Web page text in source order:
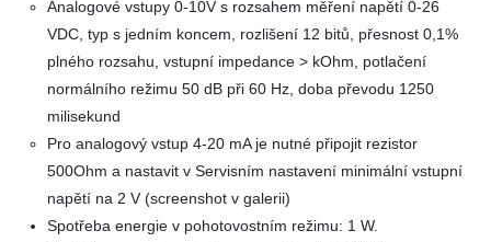
Analogové vstupy 0-10V s rozsahem měření napětí 0-26
VDC, typ s jedním koncem, rozlišení 12 bitů, přesnost 0,1%
plného rozsahu, vstupní impedance > kOhm, potlačení
normálního režimu 50 dB při 60 Hz, doba převodu 1250
milisekund
Pro analogový vstup 4-20 mA je nutné připojit rezistor
500Ohm a nastavit v Servisním nastavení minimální vstupní
napětí na 2 V (screenshot v galerii)
Spotřeba energie v pohotovostním režimu: 1 W.